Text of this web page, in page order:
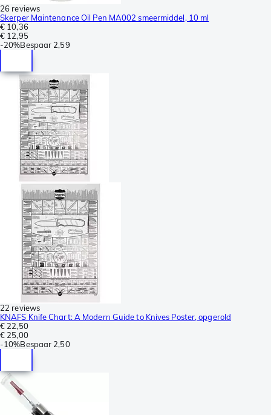
26 reviews
Skerper Maintenance Oil Pen MA002 smeermiddel, 10 ml
€ 10,36
€ 12,95
-20%Bespaar 2,59
22 reviews
KNAFS Knife Chart: A Modern Guide to Knives Poster, opgerold
€ 22,50
€ 25,00
-10%Bespaar 2,50